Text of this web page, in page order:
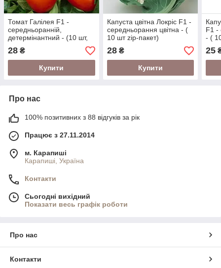
Томат Галілея F1 -
середньоранній,
детермінантний - (10 шт,
28 ₴
Купити
Капуста цвітна Локріс F1 -
середньорання цвітна - (
10 шт zip-пакет)
28₴
Купити
F1 -
- (
25
Про нас
100% позитивних з 88 відгуків за рік
Працює з 27.11.2014
м. Карапиші
Карапиші, Україна
Контакти
Сьогодні вихідний
Показати весь графік роботи
Про нас
Контакти